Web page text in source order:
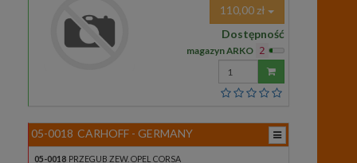
110,00 zł
Dostępność
magazyn ARKO 2
Wprowadź
ilość
05-0018 CARHOFF - GERMANY
05-0018 PRZEGUB ZEW. OPEL CORSA